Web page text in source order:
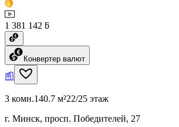
1 381 142 ƃ
Конвертер валют
3 комн.140.7 м²22/25 этаж
г. Минск, просп. Победителей, 27